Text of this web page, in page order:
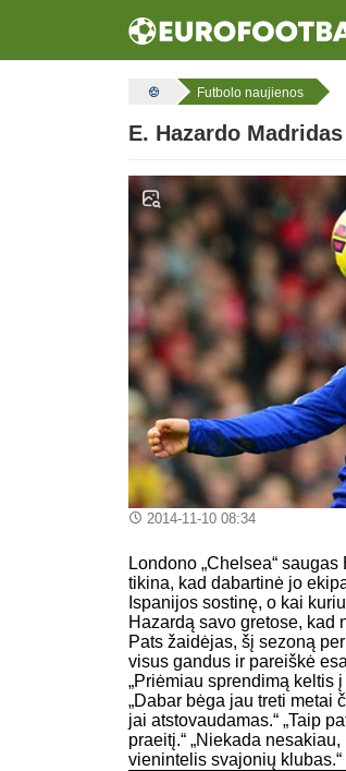
Futbolo naujienos
E. Hazardo
2014-11-10 08:34
Londono „Chelsea“
tikina, kad dabartinė jo
Ispanijos sostinę, o kai
Hazardą savo gretose, kad
Pats žaidėjas, šį sezoną
visus gandus ir pareiškė
„Priėmiau sprendimą keltis
„Dabar bėga jau treti metai
jai atstovaudamas.“ „Taip
praeitį.“ „Niekada
vienintelis svajonių klubas.“